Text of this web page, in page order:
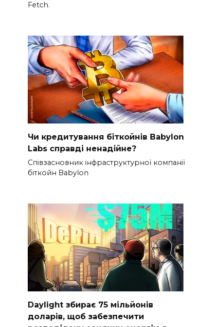
Fetch.
Чи кредитування біткойнів Babylon
Labs справді ненадійне?
Співзасновник інфраструктурної компанії
біткойн Babylon
Daylight збирає 75 мільйонів
доларів, щоб забезпечити